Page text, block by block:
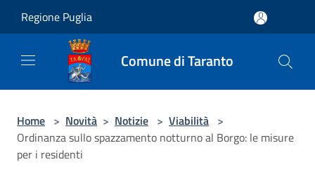
Regione Puglia
Comune di Taranto
Home > Novità > Notizie > Viabilità >
Ordinanza sullo spazzamento notturno al Borgo: le misure
per i residenti